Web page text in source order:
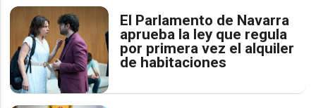
El Parlamento de Navarra
aprueba la ley que regula
por primera vez el alquiler
de habitaciones